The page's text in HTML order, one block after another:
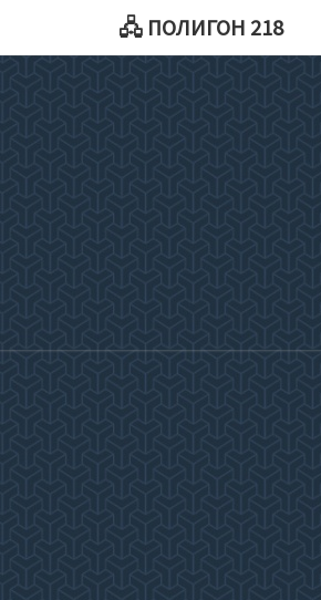
🖧 ПОЛИГОН 218